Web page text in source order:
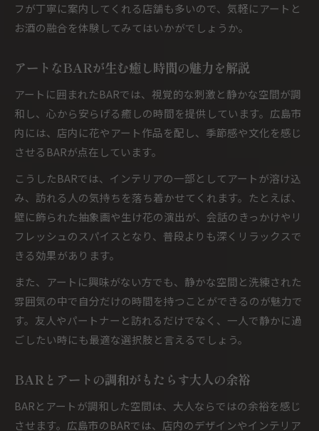
フが丁寧に案内してくれる店舗も多いので、気軽にアートと
お酒の融合を体験してみてはいかがでしょうか。
アートなBARが生む癒し時間の魅力を解説
アートに囲まれたBARでは、視覚的な刺激と静かな空間が調
和し、心から安らげる癒しの時間を提供しています。広島市
内には、店内に花やアート作品を配し、季節感や文化を感じ
させるBARが点在しています。
こうしたBARでは、インテリアの一部としてアートが溶け込
み、訪れる人の気持ちを落ち着かせてくれます。たとえば、
壁に飾られた抽象画や生け花の演出が、会話のきっかけやリ
フレッシュのスパイスとなり、普段よりも深くリラックスで
きる効果があります。
また、アートに興味がない方でも、静かな空間と洗練された
雰囲気の中で自分だけの時間を持つことができるのが魅力で
す。友人やパートナーと訪れるだけでなく、一人で静かに過
ごしたい時にも最適な選択肢と言えるでしょう。
BARとアートの調和がもたらす大人の余裕
BARとアートが調和した空間は、大人ならではの余裕を感じ
させます。広島市のBARでは、店内のデザインやインテリア